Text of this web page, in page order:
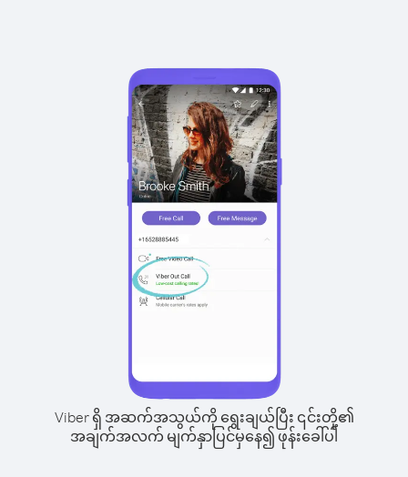
Viber ရှိ အဆက်အသွယ်ကို ရွေးချယ်ပြီး ၎င်းတို့၏
အချက်အလက် မျက်နှာပြင်မှနေ၍ ဖုန်းခေါ်ပါ